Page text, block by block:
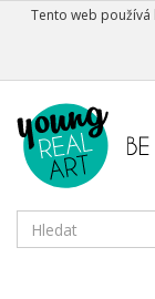
Tento web